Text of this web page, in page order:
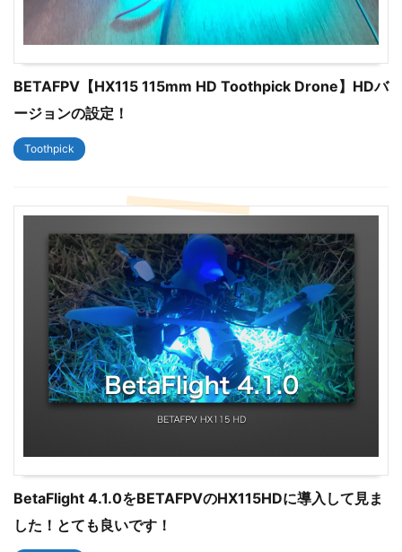
BETAFPV【HX115 115mm HD Toothpick Drone】HDバ
ージョンの設定！
Toothpick
BetaFlight 4.1.0をBETAFPVのHX115HDに導入して見ま
した！とても良いです！